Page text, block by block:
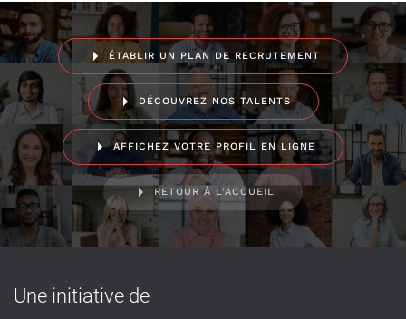
ÉTABLIR UN PLAN DE RECRUTEMENT
DÉCOUVREZ NOS TALENTS
AFFICHEZ VOTRE PROFIL EN LIGNE
RETOUR À L'ACCUEIL
Une initiative de